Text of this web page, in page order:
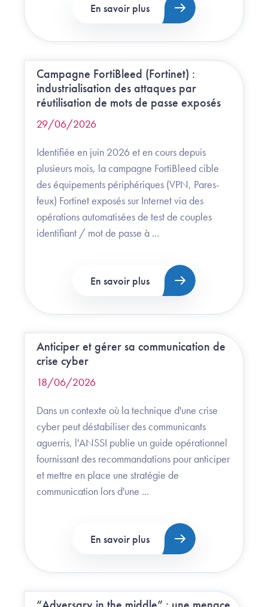
En savoir plus
Campagne FortiBleed (Fortinet) :
industrialisation des attaques par
réutilisation de mots de passe exposés
29/06/2026
Identifiée en juin 2026 et en cours depuis
plusieurs mois, la campagne FortiBleed cible
des équipements périphériques (VPN, Pares-
feux) Fortinet exposés sur Internet via des
opérations automatisées de test de couples
identifiant / mot de passe à ...
En savoir plus
Anticiper et gérer sa communication de
crise cyber
18/06/2026
Dans un contexte où la technique d'une crise
cyber peut déstabiliser des communicants
aguerris, l'ANSSI publie un guide opérationnel
fournissant des recommandations pour anticiper
et mettre en place une stratégie de
communication lors d'une ...
En savoir plus